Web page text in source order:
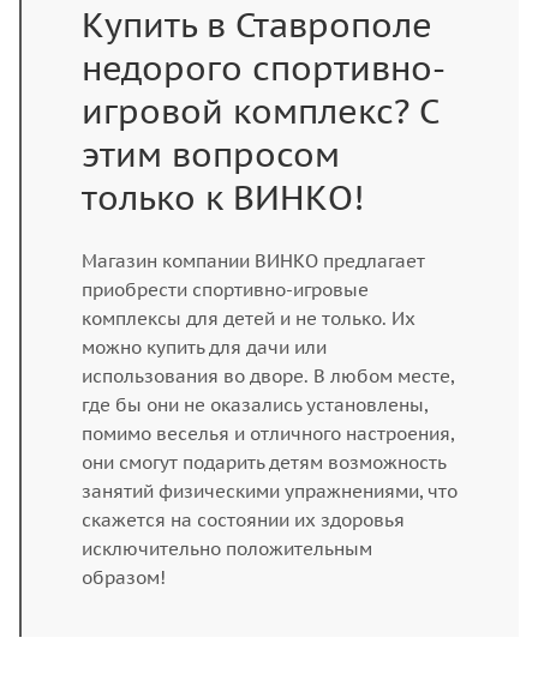
Купить в Ставрополе
недорого спортивно-
игровой комплекс? С
этим вопросом
только к ВИНКО!
Магазин компании ВИНКО предлагает
приобрести спортивно-игровые
комплексы для детей и не только. Их
можно купить для дачи или
использования во дворе. В любом месте,
где бы они не оказались установлены,
помимо веселья и отличного настроения,
они смогут подарить детям возможность
занятий физическими упражнениями, что
скажется на состоянии их здоровья
исключительно положительным
образом!